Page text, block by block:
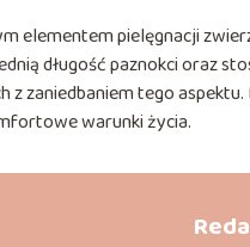
elementem pielęgnacji
długość paznokci oraz
zaniedbaniem tego
warunki życia.